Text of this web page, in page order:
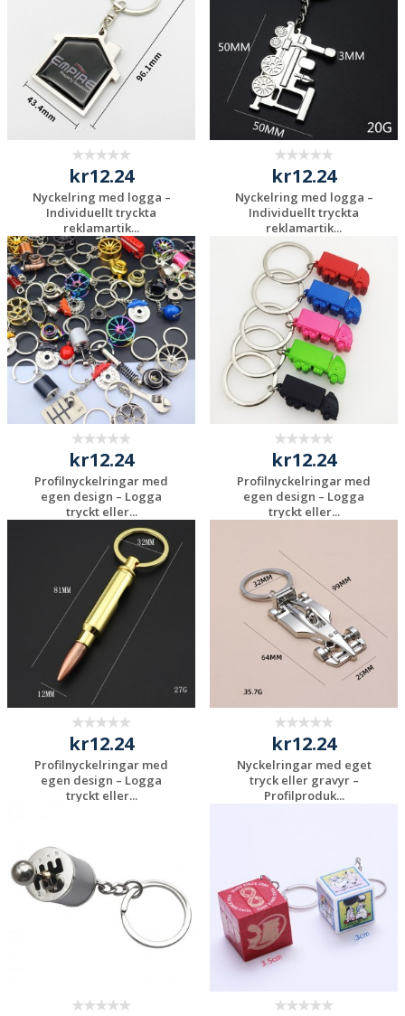
kr12.24
Nyckelring med logga –
Individuellt tryckta
reklamartik...
Begär en
kostnadsfri offert
kr12.24
Nyckelring med logga –
Individuellt tryckta
reklamartik...
Begär en
kostnadsfri offert
kr12.24
Profilnyckelringar med
egen design – Logga
tryckt eller...
Begär en
kostnadsfri offert
kr12.24
Profilnyckelringar med
egen design – Logga
tryckt eller...
kostnadsfri offert
kr12.24
Profilnyckelringar med
egen design – Logga
tryckt eller...
kr12.24
Nyckelringar med eget
tryck eller gravyr –
Profilproduk...